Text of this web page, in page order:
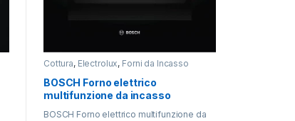
Cottura, Electrolux, Forni da Incasso
BOSCH Forno elettrico
multifunzione da incasso
HBF113BR1S
BOSCH Forno elettrico multifunzione da